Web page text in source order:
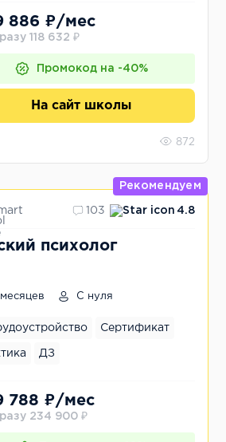
886 ₽/мес
118 632 ₽
Промокод на -40%
На сайт школы
872
Рекомендуем
103 4.8
психолог
месяцев С нуля
Сертификат
ДЗ
788 ₽/мес
234 900 ₽